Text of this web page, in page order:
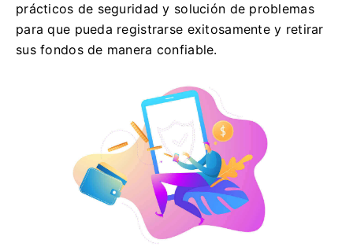
prácticos de seguridad y solución de problemas
para que pueda registrarse exitosamente y retirar
sus fondos de manera confiable.